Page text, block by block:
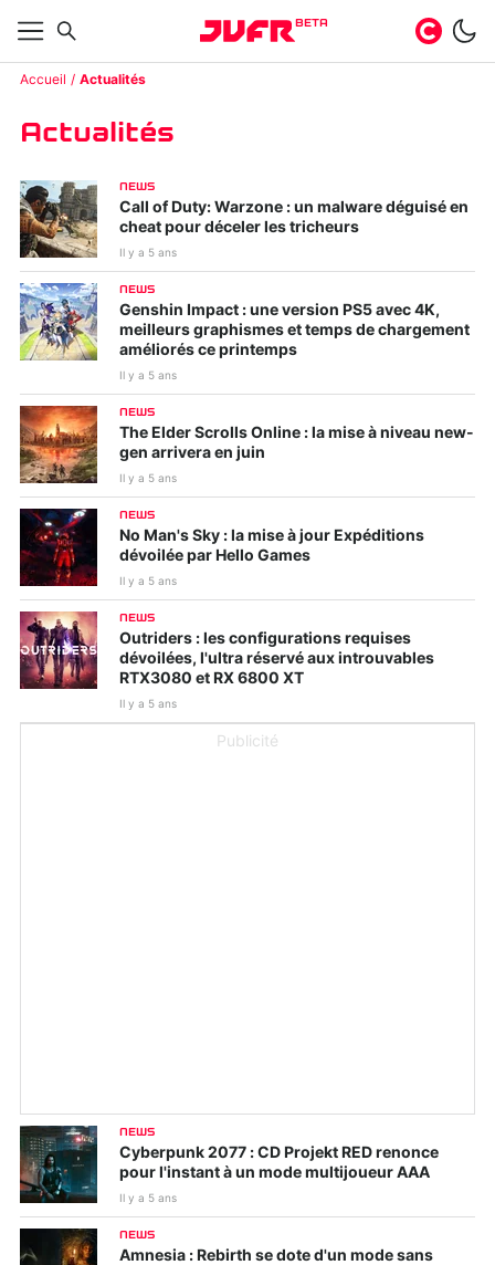
BETA
Accueil Actualités
Actualités
NEWS
Call of Duty: Warzone : un malware déguisé en
cheat pour déceler les tricheurs
Il y a 5 ans
NEWS
Genshin Impact : une version PS5 avec 4K,
meilleurs graphismes et temps de chargement
améliorés ce printemps
Il y a 5 ans
NEWS
The Elder Scrolls Online : la mise à niveau new-
gen arrivera en juin
Il y a 5 ans
NEWS
No Man's Sky : la mise à jour Expéditions
dévoilée par Hello Games
Il y a 5 ans
NEWS
Outriders : les configurations requises
dévoilées, l'ultra réservé aux introuvables
RTX3080 et RX 6800 XT
Il y a 5 ans
Publicité
NEWS
Cyberpunk 2077 : CD Projekt RED renonce
pour l'instant à un mode multijoueur AAA
Il y a 5 ans
NEWS
Amnesia : Rebirth se dote d'un mode sans